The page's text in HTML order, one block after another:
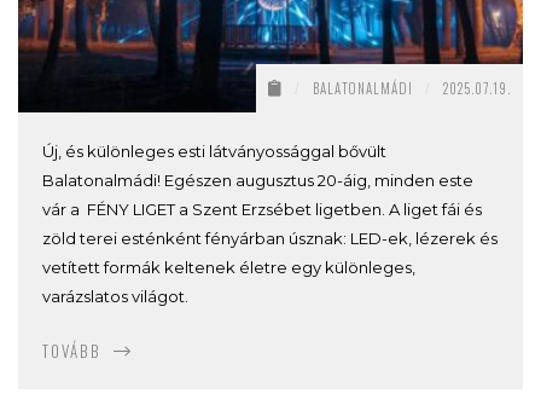
BALATONALMÁDI 2025.07.19.
Új, és különleges esti látványossággal bővült
Balatonalmádi! Egészen augusztus 20-áig, minden este
vár a FÉNY LIGET a Szent Erzsébet ligetben. A liget fái és
zöld terei esténként fényárban úsznak: LED-ek, lézerek és
vetített formák keltenek életre egy különleges,
varázslatos világot.
TOVÁBB